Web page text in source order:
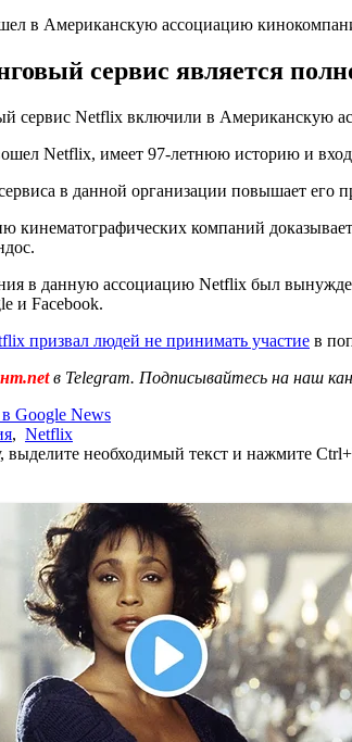
в Американскую ассоциацию
сервис является
сервис Netflix включили в Американскую
Netflix, имеет 97-летнюю историю и
в данной организации повышает его
кинематографических компаний
в данную ассоциацию Netflix был
и Facebook.
призвал людей не принимать участие в
в Telegram. Подписывайтесь на наш
Google News
, Netflix
необходимый текст и нажмите